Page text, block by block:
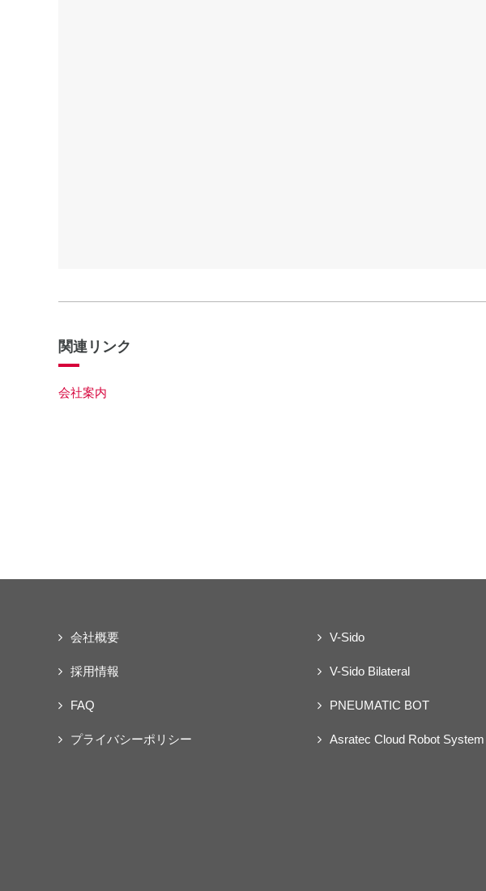
関連リンク
会社案内
会社概要
採用情報
FAQ
プライバシーポリシー
V-Sido
V-Sido Bilateral
PNEUMATIC BOT
Asratec Cloud Robot System